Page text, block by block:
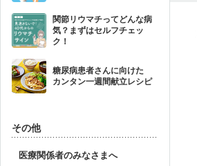
関節リウマチってどんな病
気？まずはセルフチェッ
ク！
糖尿病患者さんに向けた
カンタン一週間献立レシピ
その他
医療関係者のみなさまへ